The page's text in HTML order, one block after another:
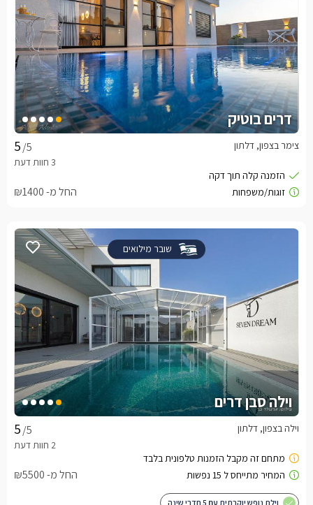
דרים בוטיק
/5 צימר בצפון, דלתון
החל מ- ₪1400
שובר מילואים
וילה סבן דרים
/5 וילה בצפון, דלתון
החל מ- ₪5500
וילת נופש יוקרתית עם 5 חדרי שינה